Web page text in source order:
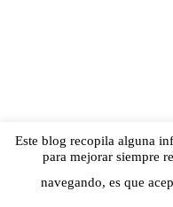
Este blog recopila alguna
para mejorar siempre
navegando, es que